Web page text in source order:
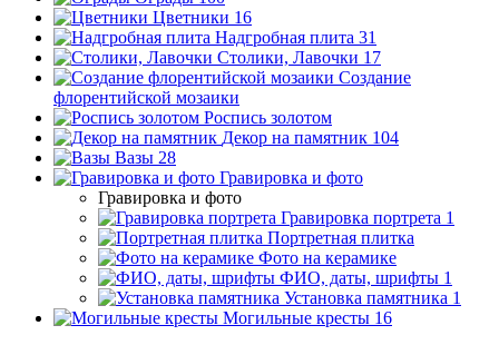
Цветники 16
Надгробная плита 31
Столики, Лавочки 17
Создание
флорентийской мозаики
Роспись золотом
Декор на памятник 104
Вазы 28
Гравировка и фото
Гравировка и фото
Гравировка портрета 1
Портретная плитка
Фото на керамике
ФИО, даты, шрифты 1
Установка памятника 1
Могильные кресты 16